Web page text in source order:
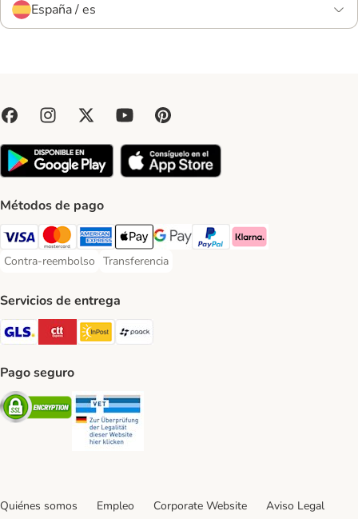
España / es
Métodos de pago
Visa Payment Method
Mastercard Payment Method
American Express Payment Method
Apple Pay Payment Method
Google Pay Payment Method
PayPal Payment Method
Klarna Payment Method
Contra-reembolso
Contra-reembolso Payment Method
Transferencia
Transferencia Payment Method
Servicios de entrega
GLS Shipping Method
CTTExpress Shipping Method
InPost Shipping Method
paack Shipping Method
Pago seguro
Security
Quiénes somos Empleo Corporate Website Aviso Legal